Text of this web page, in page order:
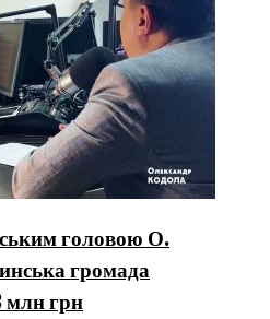
головою О.
громада
млн грн